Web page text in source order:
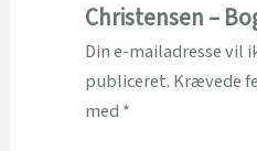
Christensen –
Din e-mailadresse vil
publiceret. Krævede
med *